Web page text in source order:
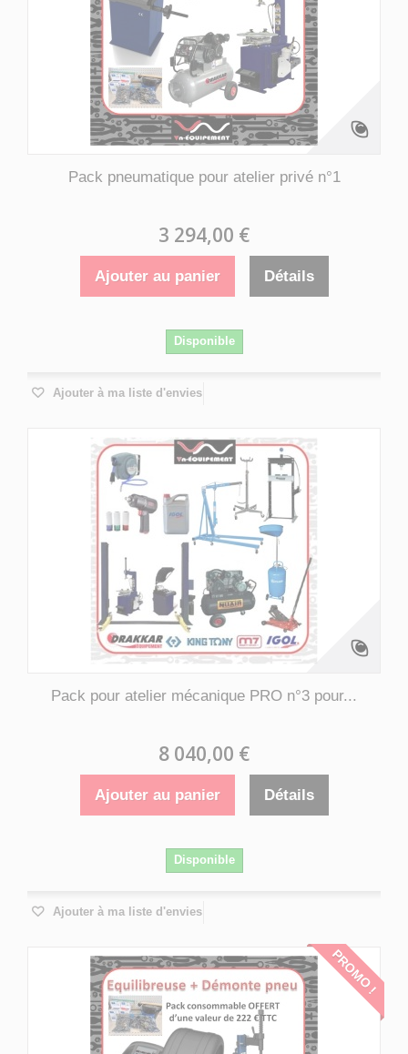
Pack pneumatique pour atelier privé n°1
3 294,00 €
Ajouter au panier Détails
Disponible
Ajouter à ma liste d'envies
Pack pour atelier mécanique PRO n°3 pour...
8 040,00 €
Ajouter au panier Détails
Disponible
Ajouter à ma liste d'envies
PROMO !